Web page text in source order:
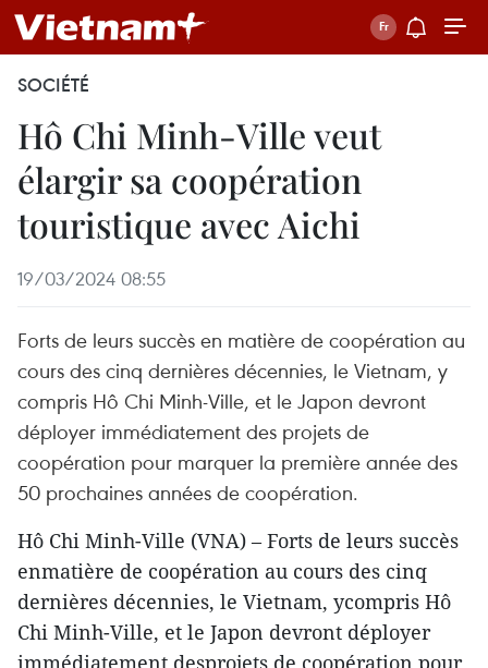
SOCIÉTÉ
Hô Chi Minh-Ville veut
élargir sa coopération
touristique avec Aichi
19/03/2024 08:55
Forts de leurs succès en matière de coopération au
cours des cinq dernières décennies, le Vietnam, y
compris Hô Chi Minh-Ville, et le Japon devront
déployer immédiatement des projets de
coopération pour marquer la première année des
50 prochaines années de coopération.
Hô Chi Minh-Ville (VNA) – Forts de leurs succès
enmatière de coopération au cours des cinq
dernières décennies, le Vietnam, ycompris Hô
Chi Minh-Ville, et le Japon devront déployer
immédiatement desprojets de coopération pour